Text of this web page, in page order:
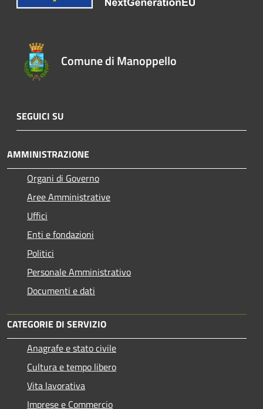
Comune di Manoppello
SEGUICI SU
AMMINISTRAZIONE
Organi di Governo
Aree Amministrative
Uffici
Enti e fondazioni
Politici
Personale Amministrativo
Documenti e dati
CATEGORIE DI SERVIZIO
Anagrafe e stato civile
Cultura e tempo libero
Vita lavorativa
Imprese e Commercio